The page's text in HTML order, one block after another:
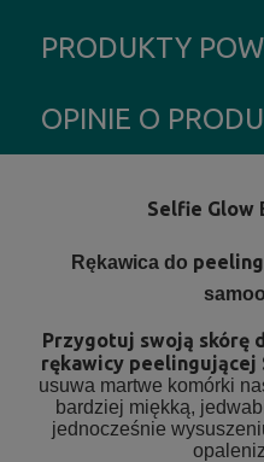
PRODUKTY
OPINIE O
Selfie Glow
Rękawica do
Przygotuj swoją skórę
rękawicypeelingującej
usuwa martwe komórki
bardziej miękką,
jednocześnie